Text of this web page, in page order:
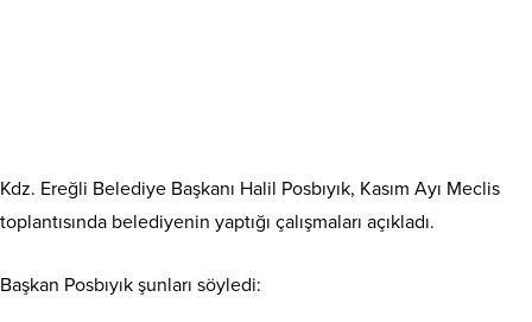
Kdz. Ereğli Belediye Başkanı Halil Posbıyık, Kasım Ayı Meclis
toplantısında belediyenin yaptığı çalışmaları açıkladı.
Başkan Posbıyık şunları söyledi: